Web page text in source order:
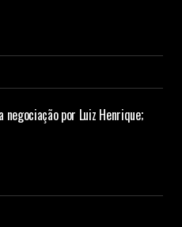
negociação por Luiz Henrique;